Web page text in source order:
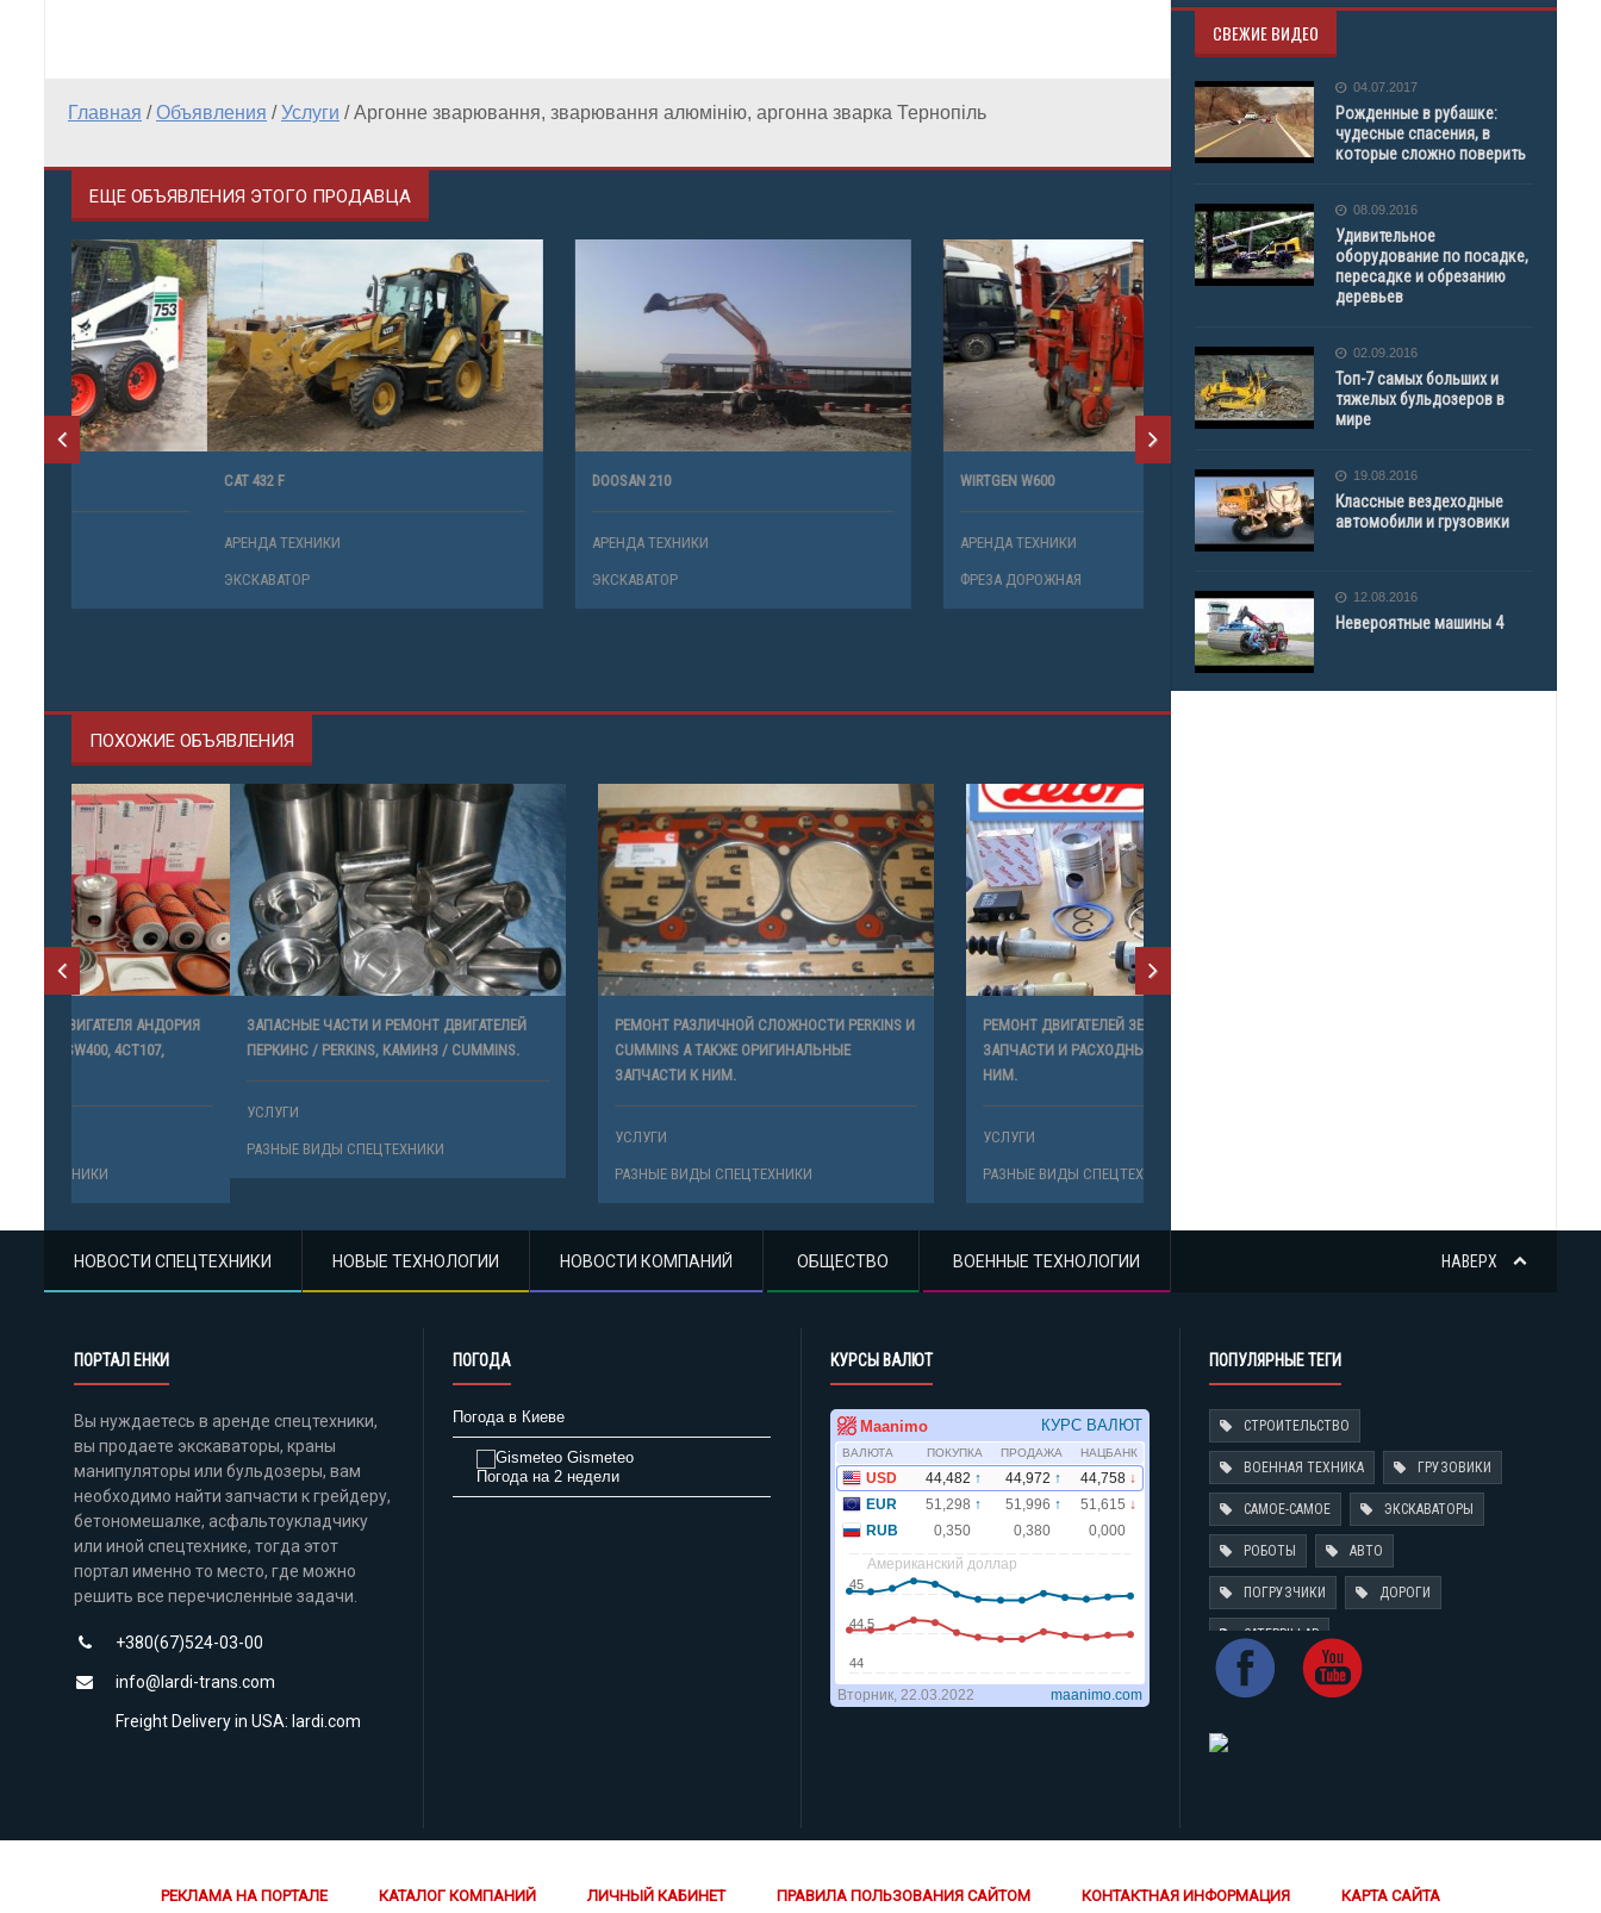
Главная /Объявления /Услуги /Аргонне зварювання, зварювання алюмінію, аргонна зварка Тернопіль
ЕЩЕ ОБЪЯВЛЕНИЯ ЭТОГО ПРОДАВЦА
ПОХОЖИЕ ОБЪЯВЛЕНИЯ
ЗАПАСНЫЕ ЧАСТИ И РЕМОНТ ДВИГАТЕЛЕЙ
ПЕРКИНС / PERKINS, КАМИНЗ / CUMMINS.
УСЛУГИ
РАЗНЫЕ ВИДЫ СПЕЦТЕХНИКИ
РЕМОНТ РАЗЛИЧНОЙ СЛОЖНОСТИ PERKINS И
CUMMINS А ТАКЖЕ ОРИГИНАЛЬНЫЕ
РАЗНЫЕ ВИДЫ СПЕЦТЕХНИКИ
РЕМОНТ ДВИГАТЕЛЕЙ ЗЕТОР-5201, 7201,
ЗАПЧАСТИ И РАСХОДНЫЕ МАТЕРИАЛЫ К
РАЗНЫЕ ВИДЫ СПЕЦТЕХНИКИ
СВЕЖИЕ ВИДЕО
04.07.2017
Рожденные в рубашке:
чудесные спасения, в
которые сложно поверить
08.09.2016
Удивительное
оборудование по посадке,
пересадке и обрезанию
деревьев
02.09.2016
Топ-7 самых больших и
тяжелых бульдозеров в
мире
19.08.2016
Классные вездеходные
автомобили и грузовики
12.08.2016
Невероятные машины 4
НАВЕРХ
НОВОСТИ СПЕЦТЕХНИКИ НОВЫЕ ТЕХНОЛОГИИ НОВОСТИ КОМПАНИЙ ОБЩЕСТВО ВОЕННЫЕ ТЕХНОЛОГИИ
ПОРТАЛ ЕНКИ
Вы нуждаетесь в аренде спецтехники,
вы продаете экскаваторы, краны
манипуляторы или бульдозеры, вам
необходимо найти запчасти к грейдеру,
бетономешалке, асфальтоукладчику
или иной спецтехнике, тогда этот
портал именно то место, где можно
решить все перечисленные задачи.
+380(67)524-03-00
info@lardi-trans.com
Freight Delivery in USA: lardi.com
ПОГОДА
Погода в Киеве
Gismeteo
Погода на 2 недели
КУРСЫ ВАЛЮТ ПОПУЛЯРНЫЕ ТЕГИ
СТРОИТЕЛЬСТВО
ВОЕННАЯ ТЕХНИКА ГРУЗОВИКИ
САМОЕ-САМОЕ ЭКСКАВАТОРЫ
РОБОТЫ АВТО
ПОГРУЗЧИКИ ДОРОГИ
CATERPILLAR
РЕКЛАМА НА ПОРТАЛЕ КАТАЛОГ КОМПАНИЙ ЛИЧНЫЙ КАБИНЕТ ПРАВИЛА ПОЛЬЗОВАНИЯ САЙТОМ КОНТАКТНАЯ ИНФОРМАЦИЯ КАРТА САЙТА